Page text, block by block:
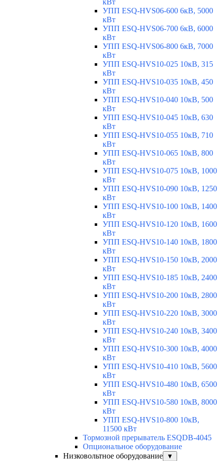
кВт
УПП ESQ-HVS06-600 6кВ, 5000
кВт
УПП ESQ-HVS06-700 6кВ, 6000
кВт
УПП ESQ-HVS06-800 6кВ, 7000
кВт
УПП ESQ-HVS10-025 10кВ, 315
кВт
УПП ESQ-HVS10-035 10кВ, 450
кВт
УПП ESQ-HVS10-040 10кВ, 500
кВт
УПП ESQ-HVS10-045 10кВ, 630
кВт
УПП ESQ-HVS10-055 10кВ, 710
кВт
УПП ESQ-HVS10-065 10кВ, 800
кВт
УПП ESQ-HVS10-075 10кВ, 1000
кВт
УПП ESQ-HVS10-090 10кВ, 1250
кВт
УПП ESQ-HVS10-100 10кВ, 1400
кВт
УПП ESQ-HVS10-120 10кВ, 1600
кВт
УПП ESQ-HVS10-140 10кВ, 1800
кВт
УПП ESQ-HVS10-150 10кВ, 2000
кВт
УПП ESQ-HVS10-185 10кВ, 2400
кВт
УПП ESQ-HVS10-200 10кВ, 2800
кВт
УПП ESQ-HVS10-220 10кВ, 3000
кВт
УПП ESQ-HVS10-240 10кВ, 3400
кВт
УПП ESQ-HVS10-300 10кВ, 4000
кВт
УПП ESQ-HVS10-410 10кВ, 5600
кВт
УПП ESQ-HVS10-480 10кВ, 6500
кВт
УПП ESQ-HVS10-580 10кВ, 8000
кВт
УПП ESQ-HVS10-800 10кВ,
11500 кВт
Тормозной прерыватель ESQDB-4045
Опциональное оборудование
Низковольтное оборудование
▼